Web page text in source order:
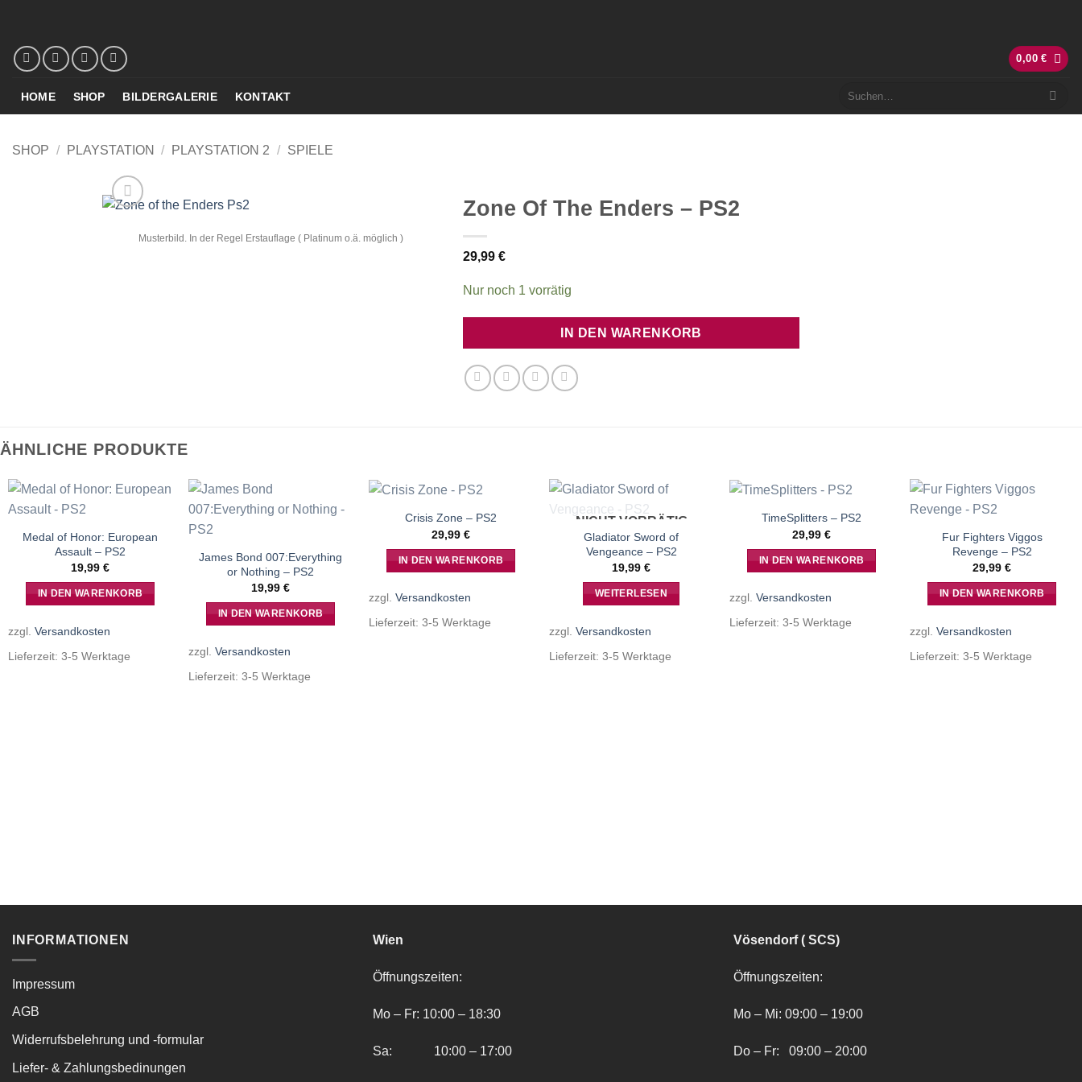
springen
0,00€
HOME SHOP BILDERGALERIE KONTAKT
SHOP / PLAYSTATION / PLAYSTATION 2 / SPIELE
Musterbild. In der Regel Erstauflage ( Platinum o.ä. möglich )
Zone Of The Enders – PS2
29,99 €
Nur noch 1 vorrätig
IN DEN WARENKORB
ÄHNLICHE PRODUKTE
Medal of Honor: European
Assault – PS2
19,99 €
IN DEN WARENKORB
zzgl. Versandkosten
Lieferzeit: 3-5 Werktage
James Bond 007:Everything
or Nothing – PS2
19,99 €
IN DEN WARENKORB
zzgl. Versandkosten
Lieferzeit: 3-5 Werktage
Crisis Zone – PS2
29,99 €
IN DEN WARENKORB
zzgl. Versandkosten
Lieferzeit: 3-5 Werktage
NICHT VORRÄTIG
Gladiator Sword of
Vengeance – PS2
19,99 €
WEITERLESEN
zzgl. Versandkosten
Lieferzeit: 3-5 Werktage
TimeSplitters – PS2
29,99 €
IN DEN WARENKORB
zzgl. Versandkosten
Lieferzeit: 3-5 Werktage
Fur Fighters Viggos
Revenge – PS2
29,99 €
IN DEN WARENKORB
zzgl. Versandkosten
Lieferzeit: 3-5 Werktage
INFORMATIONEN
Impressum
AGB
Widerrufsbelehrung und -formular
Liefer- & Zahlungsbedinungen
Wien
Öffnungszeiten:
Mo – Fr: 10:00 – 18:30
Sa: 10:00 – 17:00
Vösendorf ( SCS)
Öffnungszeiten:
Mo – Mi: 09:00 – 19:00
Do – Fr: 09:00 – 20:00